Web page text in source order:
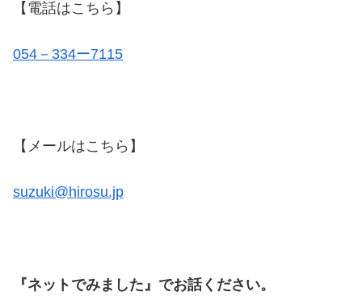
【電話はこちら】
054－334ー7115
【メールはこちら】
suzuki@hirosu.jp
『ネットでみました』でお話ください。